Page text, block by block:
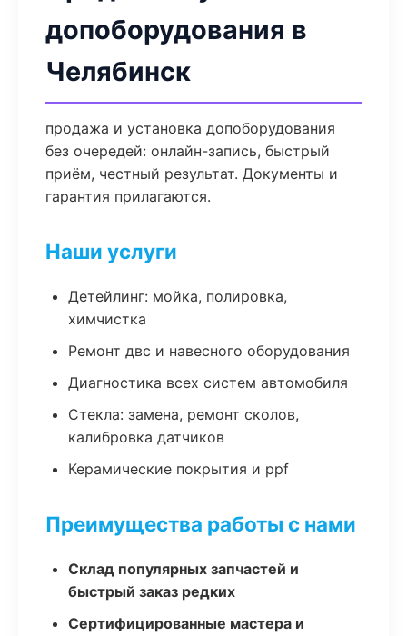
допоборудования в
Челябинск
продажа и установка допоборудования
без очередей: онлайн-запись, быстрый
приём, честный результат. Документы и
гарантия прилагаются.
Наши услуги
Детейлинг: мойка, полировка,
химчистка
Ремонт двс и навесного оборудования
Диагностика всех систем автомобиля
Стекла: замена, ремонт сколов,
калибровка датчиков
Керамические покрытия и ppf
Преимущества работы с нами
Склад популярных запчастей и
быстрый заказ редких
Сертифицированные мастера и